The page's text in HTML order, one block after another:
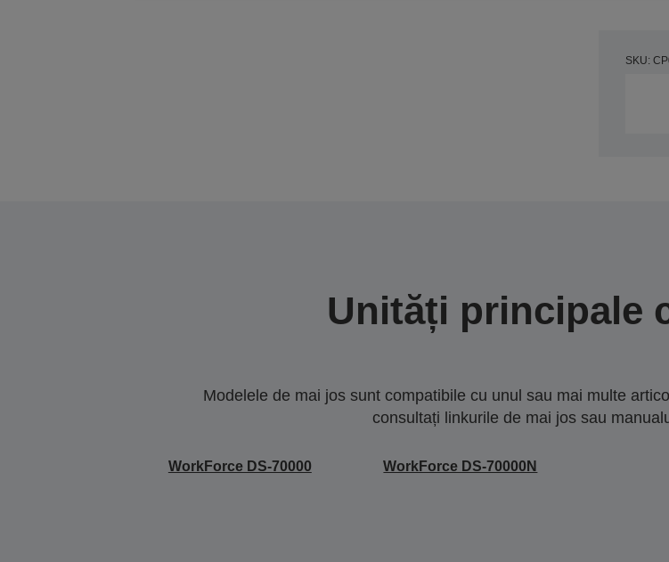
SKU:
Unități principale
Modelele de mai jos sunt compatibile cu unul sau mai multe
consultați linkurile de mai jos sau
WorkForce DS-70000 WorkForce DS-70000N